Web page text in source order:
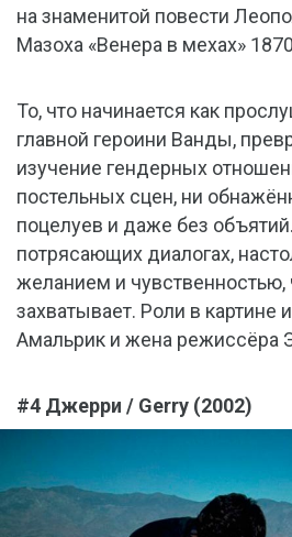
на знаменитой повести
Мазоха «Венера в мехах»
То, что начинается как
главной героини Ванды,
изучение гендерных
постельных сцен, ни
поцелуев и даже без
потрясающих диалогах,
желанием и чувственностью,
захватывает. Роли в картине
Амальрик и жена режиссёра
#4 Джерри / Gerry (2002)